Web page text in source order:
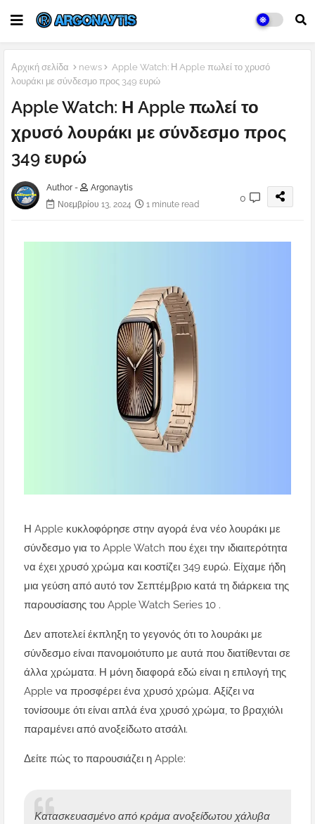
Αρχική σελίδα news
Apple Watch: Η Apple πωλεί το χρυσό
λουράκι με σύνδεσμο προς 349 ευρώ
Apple Watch: Η Apple πωλεί το
χρυσό λουράκι με σύνδεσμο προς
349 ευρώ
Author -
Argonaytis
Νοεμβρίου 13, 2024
1 minute read
0
Η Apple κυκλοφόρησε στην αγορά ένα νέο λουράκι με
σύνδεσμο για το Apple Watch που έχει την ιδιαιτερότητα
να έχει χρυσό χρώμα και κοστίζει 349 ευρώ. Είχαμε ήδη
μια γεύση από αυτό τον Σεπτέμβριο κατά τη διάρκεια της
παρουσίασης του Apple Watch Series 10 .
Δεν αποτελεί έκπληξη το γεγονός ότι το λουράκι με
σύνδεσμο είναι πανομοιότυπο με αυτά που διατίθενται σε
άλλα χρώματα. Η μόνη διαφορά εδώ είναι η επιλογή της
Apple να προσφέρει ένα χρυσό χρώμα. Αξίζει να
τονίσουμε ότι είναι απλά ένα χρυσό χρώμα, το βραχιόλι
παραμένει από ανοξείδωτο ατσάλι.
Δείτε πώς το παρουσιάζει η Apple:
Κατασκευασμένο από κράμα ανοξείδωτου χάλυβα